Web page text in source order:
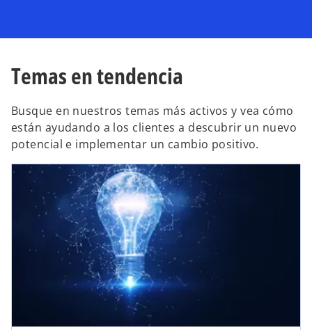
Temas en tendencia
Busque en nuestros temas más activos y vea cómo
están ayudando a los clientes a descubrir un nuevo
potencial e implementar un cambio positivo.